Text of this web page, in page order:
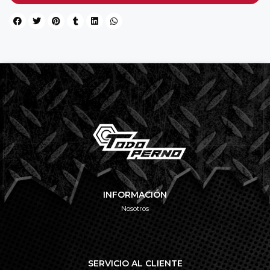
INFORMACIÓN
Nosotros
SERVICIO AL CLIENTE